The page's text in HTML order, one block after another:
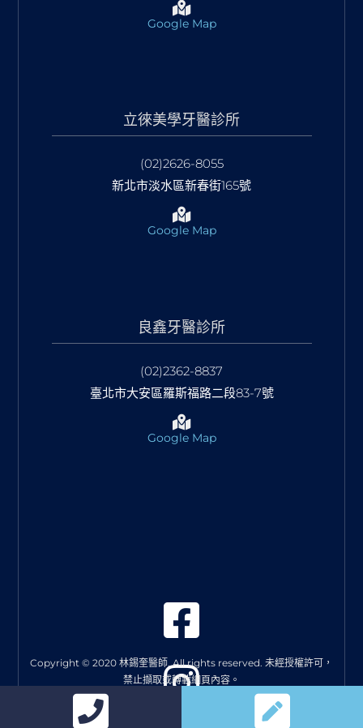
Google Map
立徠美學牙醫診所
(02)2626-8055
新北市淡水區新春街165號
Google Map
良鑫牙醫診所
(02)2362-8837
臺北市大安區羅斯福路二段83-7號
Google Map
Copyright © 2020 林錫奎醫師. All rights reserved. 未經授權許可，
禁止擷取或轉載網頁內容。